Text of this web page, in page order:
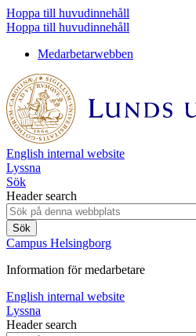
Hoppa till huvudinnehåll
Hoppa till huvudinnehåll
Medarbetarwebben
English internal website
Lyssna
Sök
Header search
Campus Helsingborg
Information för medarbetare
English internal website
Lyssna
Header search